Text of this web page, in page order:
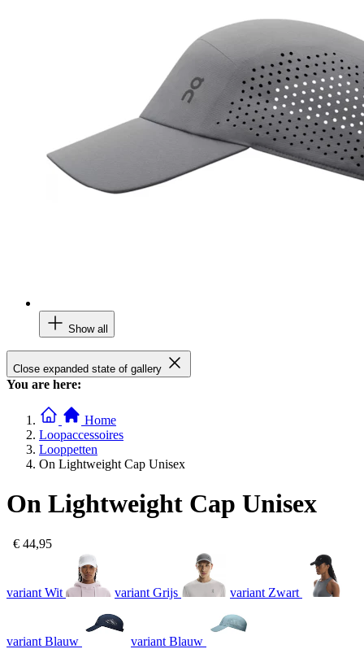
Show all
Close expanded state of gallery
You are here:
Home
Loopaccessoires
Looppetten
On Lightweight Cap Unisex
On Lightweight Cap Unisex
€ 44,95
variant Wit variant Grijs variant Zwart
variant Blauw
variant Blauw